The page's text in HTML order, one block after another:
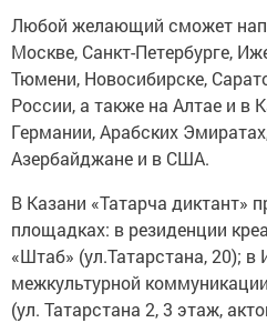
Любой желающий сможет
Москве, Санкт-Петербурге,
Тюмени, Новосибирске,
России, а также на Алтае и в
Германии, Арабских
Азербайджане и в США.
В Казани «Татарча диктант»
площадках: в резиденции
«Штаб» (ул.Татарстана, 20); в
межкультурной
(ул. Татарстана 2, 3 этаж,